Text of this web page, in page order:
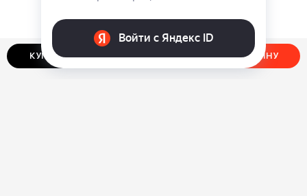
КУПИТЬ В ОДИН КЛИК ДОБАВИТЬ В КОРЗИНУ